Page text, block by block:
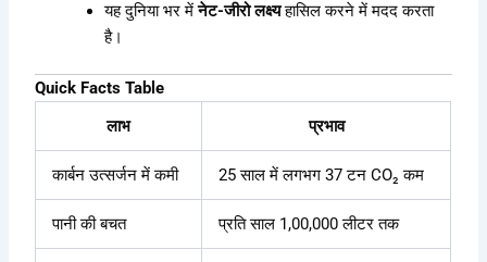
यह दुनिया भर मेंनेट-जीरो लक्ष्यहासिल करने में मदद करता
है।
Quick Facts Table
लाभ
प्रभाव
कार्बन उत्सर्जन में कमी 25 साल में लगभग 37 टन CO₂ कम
पानी की बचत प्रति साल 1,00,000 लीटर तक